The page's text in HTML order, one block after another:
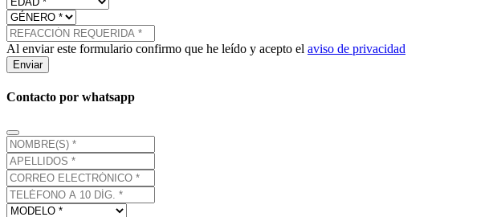
Al enviar este formulario confirmo que he leído y acepto el aviso de privacidad
Enviar
Contacto por whatsapp